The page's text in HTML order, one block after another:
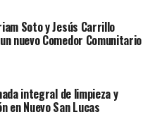
Soto y Jesús Carrillo
nuevo Comedor Comunitario
integral de limpieza y
en Nuevo San Lucas